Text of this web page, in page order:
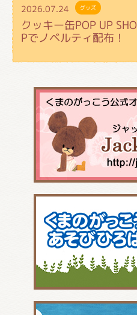
2026.07.24 グッズ
クッキー缶POP UP SHO
Pでノベルティ配布！